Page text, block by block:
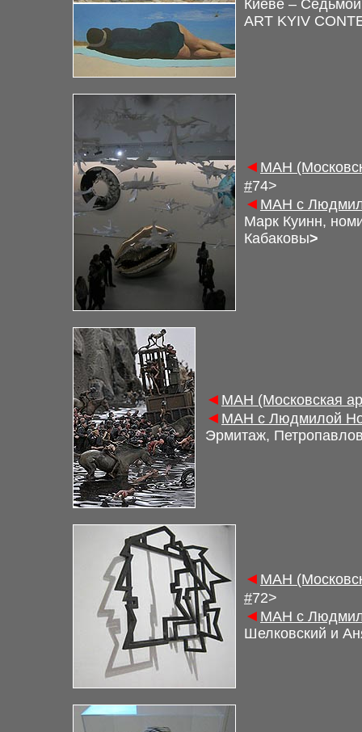
Киеве –
ART KYIV
◄ МАН
#74>
◄ МАН с
Марк Куинн,
Кабаковы>
◄ МАН (Московская
◄ МАН с Людмилой
Эрмитаж,
◄ МАН
#72>
◄ МАН с
Шелковский и